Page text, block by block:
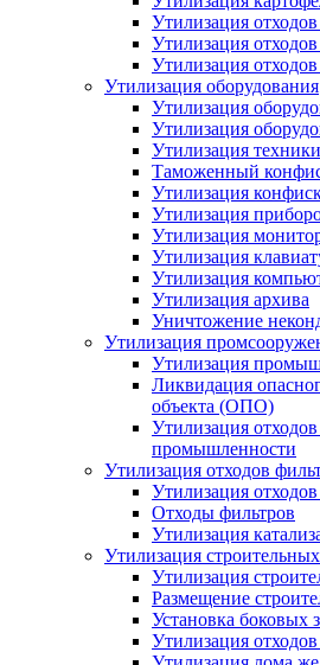
Утилизация
Утилизация отходов
Утилизация отходов
Утилизация оборудования
Утилизация
Утилизация
Утилизация техники
Таможенный
Утилизация
Утилизация
Утилизация
Утилизация
Утилизация
Утилизация архива
Уничтожение
Утилизация
Утилизация
Ликвидация
объекта (ОПО)
Утилизация
промышленности
Утилизация отходов
Утилизация
Отходы фильтров
Утилизация
Утилизация
Утилизация
Размещение
Установка боковых
Утилизация отходов